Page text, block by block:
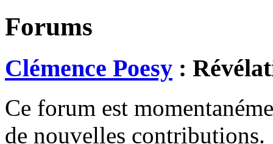
Forums
Clémence Poesy :
Ce forum est
de nouvelles contributions.